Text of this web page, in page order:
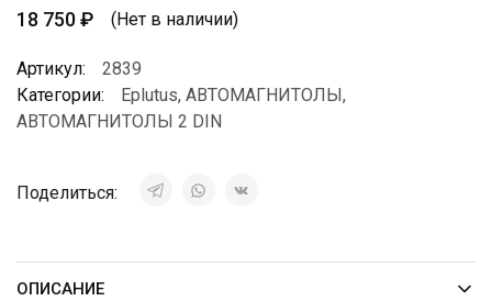
18 750₽ (Нет в наличии)
Артикул:
2839
Категории:
Eplutus, АВТОМАГНИТОЛЫ,
АВТОМАГНИТОЛЫ 2 DIN
Поделиться:
ОПИСАНИЕ